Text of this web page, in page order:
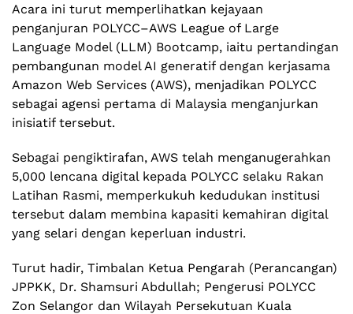
Acara ini turut memperlihatkan kejayaan
penganjuran POLYCC–AWS League of Large
Language Model (LLM) Bootcamp, iaitu pertandingan
pembangunan model AI generatif dengan kerjasama
Amazon Web Services (AWS), menjadikan POLYCC
sebagai agensi pertama di Malaysia menganjurkan
inisiatif tersebut.
Sebagai pengiktirafan, AWS telah menganugerahkan
5,000 lencana digital kepada POLYCC selaku Rakan
Latihan Rasmi, memperkukuh kedudukan institusi
tersebut dalam membina kapasiti kemahiran digital
yang selari dengan keperluan industri.
Turut hadir, Timbalan Ketua Pengarah (Perancangan)
JPPKK, Dr. Shamsuri Abdullah; Pengerusi POLYCC
Zon Selangor dan Wilayah Persekutuan Kuala